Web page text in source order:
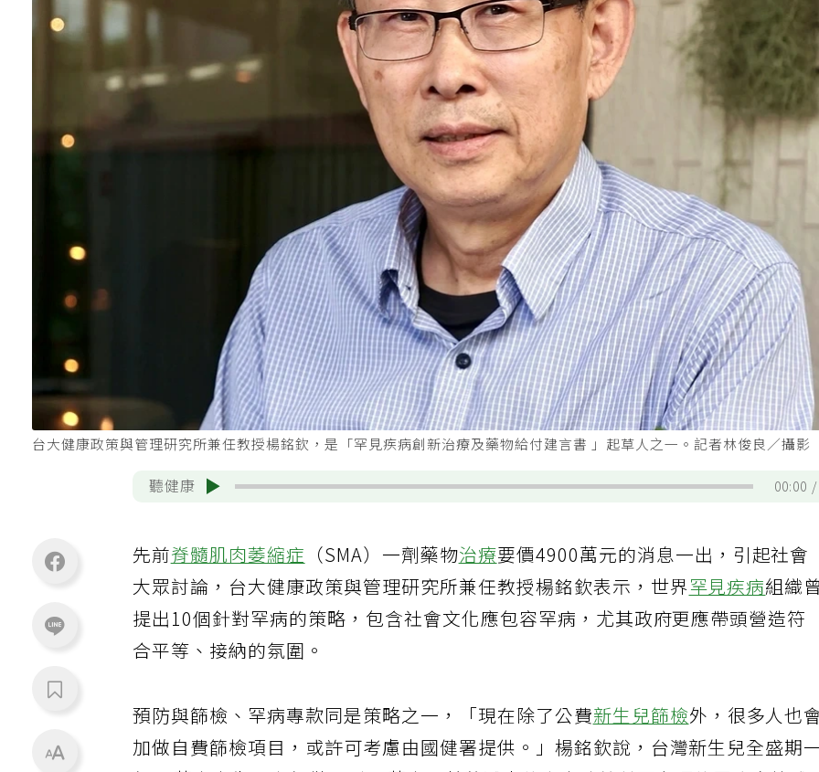
台大健康政策與管理研究所兼任教授楊銘欽，是「罕見疾病創新治療及藥物給付建言書 」起草人之一。記者林俊良／攝影
聽健康 00:00
先前脊髓肌肉萎縮症 （SMA）一劑藥物治療要價4900萬元的消息一出，引起社會
大眾討論，台大健康政策與管理研究所兼任教授楊銘欽表示，世界罕見疾病組織曾
提出10個針對罕病的策略，包含社會文化應包容罕病，尤其政府更應帶頭營造符
合平等、接納的氛圍。
預防與篩檢、罕病專款同是策略之一，「現在除了公費新生兒篩檢外，很多人也會
加做自費篩檢項目，或許可考慮由國健署提供。」楊銘欽說，台灣新生兒全盛期